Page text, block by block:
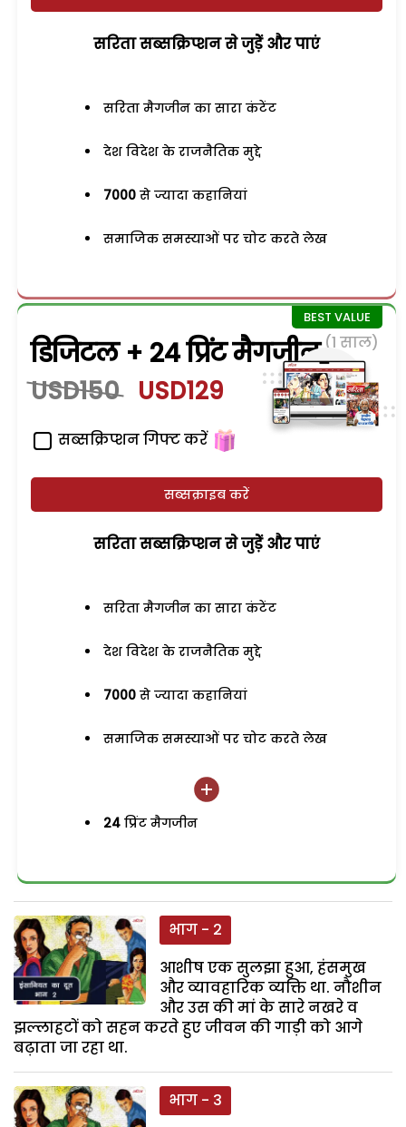
सरिता सब्सक्रिप्शन से जुड़ेें और पाएं
सरिता मैगजीन का सारा कंटेंट
देश विदेश के राजनैतिक मुद्दे
7000 से ज्यादा कहानियां
समाजिक समस्याओं पर चोट करते लेख
डिजिटल + 24 प्रिंट मैगजीन (1 साल)
USD150 USD129
सब्सक्रिप्शन गिफ्ट करें
सब्सक्राइब करें
सरिता सब्सक्रिप्शन से जुड़ेें और पाएं
सरिता मैगजीन का सारा कंटेंट
देश विदेश के राजनैतिक मुद्दे
7000 से ज्यादा कहानियां
समाजिक समस्याओं पर चोट करते लेख
24 प्रिंट मैगजीन
भाग - 2
आशीष एक सुलझा हुआ, हंसमुख
और व्यावहारिक व्यक्ति था. नौशीन
और उस की मां के सारे नखरे व
झल्लाहटों को सहन करते हुए जीवन की गाड़ी को आगे
बढ़ाता जा रहा था.
भाग - 3